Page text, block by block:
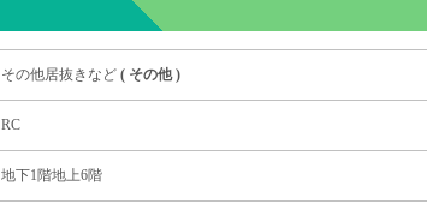
その他居抜きなど ( その他)
RC
地下1階地上6階